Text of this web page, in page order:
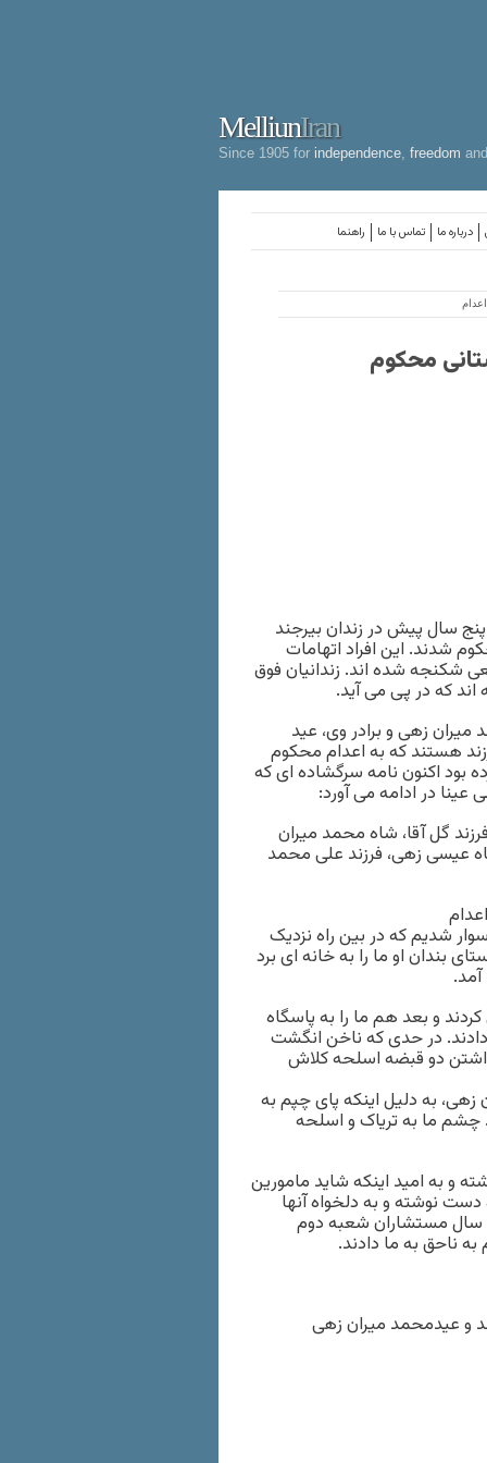
MelliunIran
Since 1905 for independence freedom
راهنما تماس با ما درباره ما
افغانستانی محکوم
سال پیش در زندان بیرجند
شدند. این افراد اتهامات
شکنجه شده اند. زندانیان فوق
که در پی می آید.
زهی و برادر وی، عید
هستند که به اعدام محکوم
بود اکنون نامه سرگشاده ای که
عینا در ادامه می آورد:
گل آقا، شاه محمد میران
عیسی زهی، فرزند علی محمد
شدیم که در بین راه نزدیک
بندان او ما را به خانه ای برد
و بعد هم ما را به پاسگاه
دادند. در حدی که ناخن انگشت
حمل ۱۴۰ کیلوگرم تریاک و داشتن دو قبضه اسلحه کلاش
به دلیل اینکه پای چپم به
چشم ما به تریاک و اسلحه
و به امید اینکه شاید مامورین
دست نوشته و به دلخواه آنها
سال مستشاران شعبه دوم
ناحق به ما دادند.
و عیدمحمد میران زهی